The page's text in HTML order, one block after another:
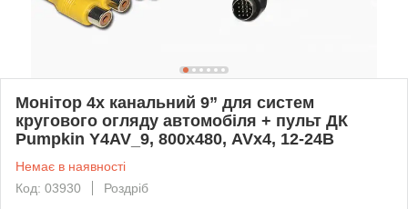
Монітор 4х канальний 9” для систем
кругового огляду автомобіля + пульт ДК
Pumpkin Y4AV_9, 800х480, AVх4, 12-24В
Немає в наявності
Код: 03930
Роздріб